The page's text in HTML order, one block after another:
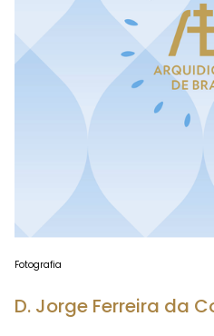
Fotografia
D. Jorge Ferreira da